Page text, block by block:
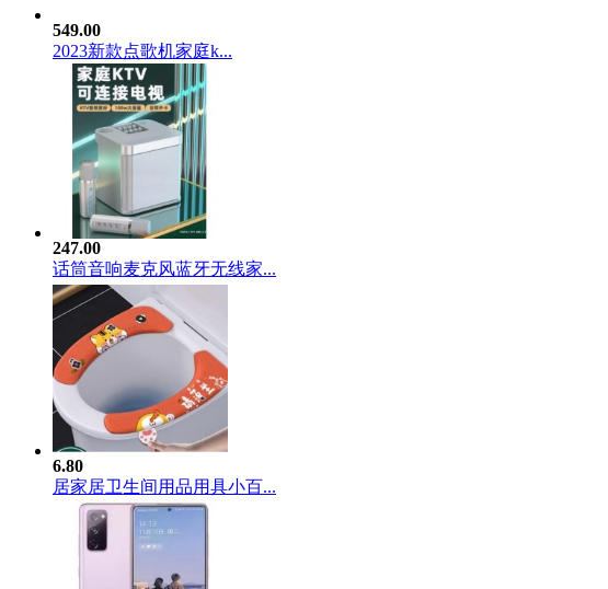
549.00
2023新款点歌机家庭k...
247.00
话筒音响麦克风蓝牙无线家...
6.80
居家居卫生间用品用具小百...